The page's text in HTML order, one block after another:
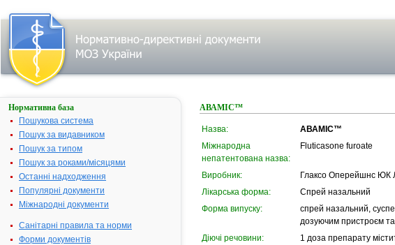
Нормативна база
Пошукова система
Пошук за видавником
Пошук за типом
Пошук за роками/місяцями
Останні надходження
Популярні документи
Міжнародні документи
Санітарні правила та норми
Форми документів
АВАМІС™
Назва:
АВАМІС™
Міжнародна
непатентована назва:
Fluticasone furoate
Виробник:
Глаксо Оперейшнс ЮК
Лікарська форма:
Спрей назальний
Форма випуску:
спрей назальний,
дозуючим пристроєм
Діючі речовини:
1 доза препарату